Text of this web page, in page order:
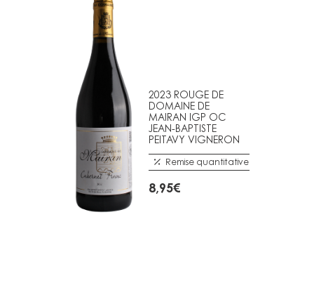
2023 ROUGE DE
DOMAINE DE
MAIRAN IGP OC
JEAN-BAPTISTE
PEITAVY VIGNERON
Remise quantitative
8,95€